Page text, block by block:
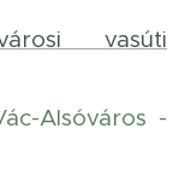
vasúti
Alsóváros -